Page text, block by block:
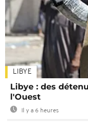
LIBYE
Libye : des
l'Ouest
Il y a 6 heures